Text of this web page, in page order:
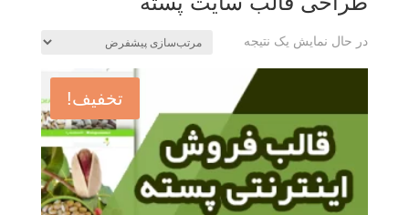
در حال نمایش یک نتیجه
تخفیف!